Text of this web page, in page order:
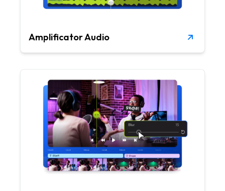
Amplificator Audio